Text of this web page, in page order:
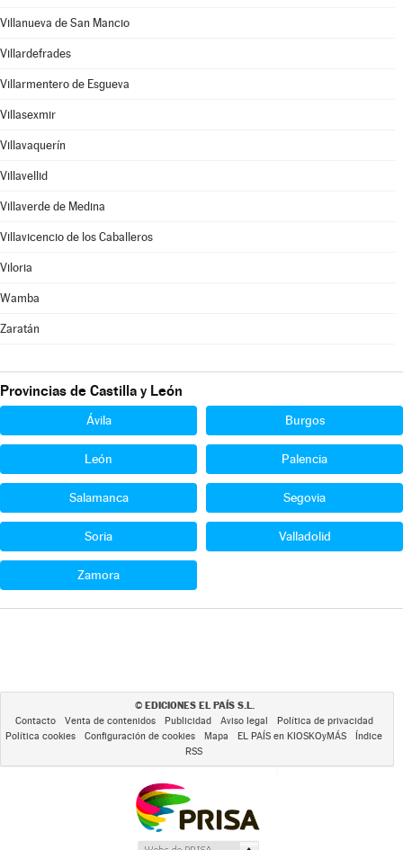
Villanueva de San Mancio
Villardefrades
Villarmentero de Esgueva
Villasexmir
Villavaquerín
Villavellid
Villaverde de Medina
Villavicencio de los Caballeros
Viloria
Wamba
Zaratán
Provincias de Castilla y León
Ávila Burgos
León Palencia
Salamanca Segovia
Soria Valladolid
Zamora
© EDICIONES EL PAÍS S.L.
Contacto Venta de contenidos Publicidad Aviso legal
Política de privacidad
Política cookies
Configuración de cookies Mapa EL PAÍS en KIOSKOyMÁS
Índice
RSS